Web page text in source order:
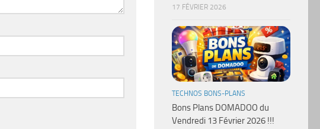
17 FÉVRIER 2026
TECHNOS BONS-PLANS
Bons Plans DOMADOO du
Vendredi 13 Février 2026 !!!